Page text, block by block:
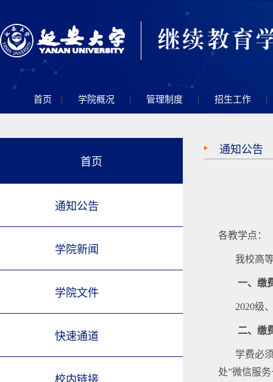
首页 | 学院概况 | 管理制度 | 招生工作 |
首页
通知公告
学院新闻
学院文件
快速通道
校内链接
通知公告
各教学点：
我校高
一、缴
2020级
二、缴
学费必
处”微信服